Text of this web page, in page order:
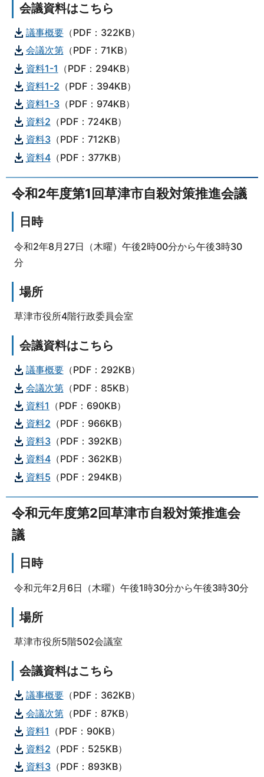
会議資料はこちら
議事概要（PDF：322KB）
会議次第（PDF：71KB）
資料1-1 （PDF：294KB）
資料1-2 （PDF：394KB）
資料1-3（PDF：974KB）
資料2 （PDF：724KB）
資料3（PDF：712KB）
資料4（PDF：377KB）
令和2年度第1回草津市自殺対策推進会議
日時
令和2年8月27日（木曜）午後2時00分から午後3時30
分
場所
草津市役所4階行政委員会室
会議資料はこちら
議事概要（PDF：292KB）
会議次第（PDF：85KB）
資料1 （PDF：690KB）
資料2 （PDF：966KB）
資料3（PDF：392KB）
資料4（PDF：362KB）
資料5 （PDF：294KB）
令和元年度第2回草津市自殺対策推進会
議
日時
令和元年2月6日（木曜）午後1時30分から午後3時30分
場所
草津市役所5階502会議室
会議資料はこちら
議事概要（PDF：362KB）
会議次第（PDF：87KB）
資料1 （PDF：90KB）
資料2 （PDF：525KB）
資料3（PDF：893KB）